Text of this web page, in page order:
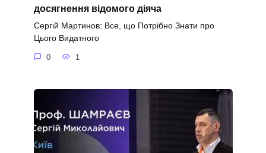
досягнення відомого діяча
Сергій Мартинов: Все, що Потрібно Знати про
Цього Видатного
0 1